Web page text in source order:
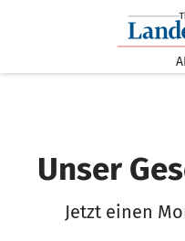
Unser
Jetzt einen